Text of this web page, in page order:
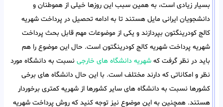
بسیار زیادی است، به همین سبب این روزها خیلی از هموطنان و
دانشجویان ایرانی مایل هستند تا به ادامه تحصیل در پرداخت شهریه
کالج کودرینگتون بپردازند و یکی از موضوعات مهم قابل بحث پرداخت
شهریه پرداخت شهریه کالج کودرینگتون است. حال این موضوع را هم
باید در نظر گرفت که شهریه دانشگاه های خارجی نسبت به دانشگاه مورد
نظر و امکاناتی که دارند مختلف است. با این حال دانشگاه های برخی
کشورها نسبت به دانشگاه های سایر کشورها از شهریه کمتری برخوردار
هستند. همچنین به این موضوع نیز توجه کنید که روش پرداخت شهریه